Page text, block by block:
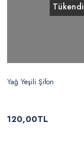
Tükendi
Yağ Yeşili Şifon
120,00TL